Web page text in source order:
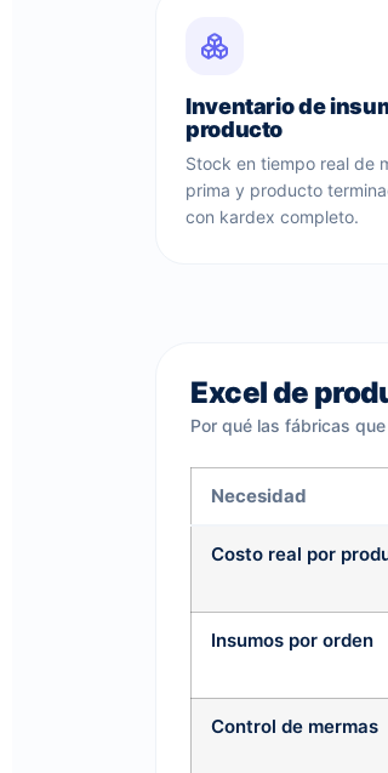
Inventario de
producto
Stock en tiempo real de
prima y producto
con kardex completo.
Excel de
Por qué las fábricas
Necesidad
Costo real por
Insumos por orden
Control de mermas